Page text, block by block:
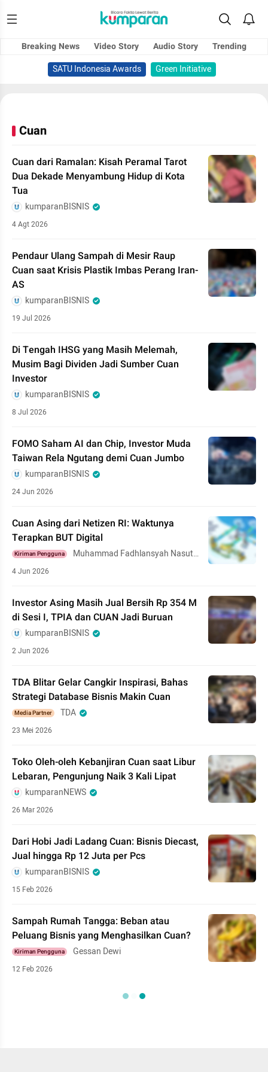
Breaking News Video Story Audio Story
Trending
SATU Indonesia Awards
Green Initiative
Cuan
Cuan dari Ramalan: Kisah Peramal Tarot
Dua Dekade Menyambung Hidup di Kota
Tua
kumparanBISNIS
4 Agt 2026
Pendaur Ulang Sampah di Mesir Raup
Cuan saat Krisis Plastik Imbas Perang Iran-
AS
kumparanBISNIS
19 Jul 2026
Di Tengah IHSG yang Masih Melemah,
Musim Bagi Dividen Jadi Sumber Cuan
Investor
kumparanBISNIS
8 Jul 2026
FOMO Saham AI dan Chip, Investor Muda
Taiwan Rela Ngutang demi Cuan Jumbo
kumparanBISNIS
24 Jun 2026
Cuan Asing dari Netizen RI: Waktunya
Terapkan BUT Digital
Kiriman Pengguna
Muhammad Fadhlansyah Nasuti
4 Jun 2026
Investor Asing Masih Jual Bersih Rp 354 M
di Sesi I, TPIA dan CUAN Jadi Buruan
kumparanBISNIS
2 Jun 2026
TDA Blitar Gelar Cangkir Inspirasi, Bahas
Strategi Database Bisnis Makin Cuan
Media Partner TDA
23 Mei 2026
Toko Oleh-oleh Kebanjiran Cuan saat Libur
Lebaran, Pengunjung Naik 3 Kali Lipat
kumparanNEWS
26 Mar 2026
Dari Hobi Jadi Ladang Cuan: Bisnis Diecast,
Jual hingga Rp 12 Juta per Pcs
kumparanBISNIS
15 Feb 2026
Sampah Rumah Tangga: Beban atau
Peluang Bisnis yang Menghasilkan Cuan?
Kiriman Pengguna Gessan Dewi
12 Feb 2026